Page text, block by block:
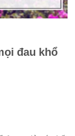
đau khổ